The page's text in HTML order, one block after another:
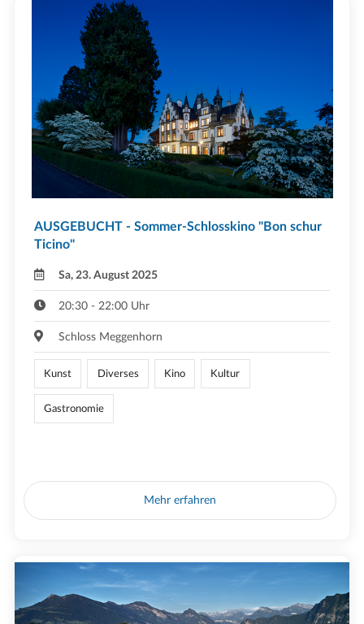
AUSGEBUCHT - Sommer-Schlosskino "Bon schur
Ticino"
Sa, 23. August 2025
20:30 - 22:00 Uhr
Schloss Meggenhorn
Kunst Diverses Kino Kultur
Gastronomie
Mehr erfahren